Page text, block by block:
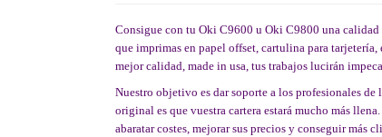
Consigue con tu Oki C9600 u Oki C9800 una
que imprimas en papel offset, cartulina para
mejor calidad, made in usa, tus trabajos lucirán
Nuestro objetivo es dar soporte a los profesionales
original es que vuestra cartera estará mucho más
abaratar costes, mejorar sus precios y conseguir más